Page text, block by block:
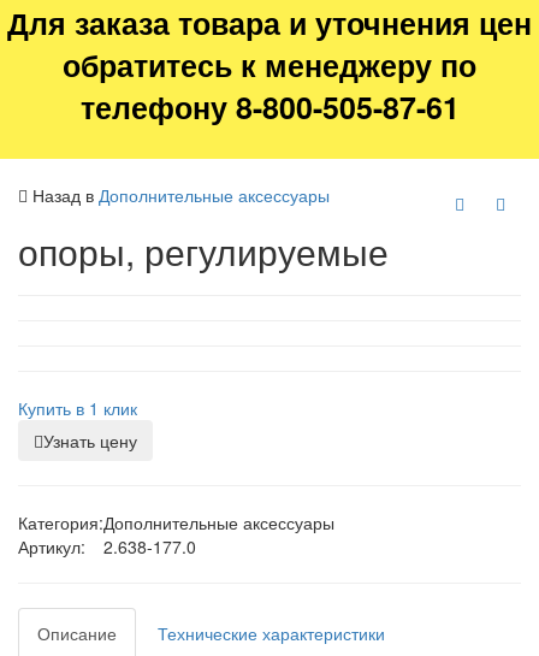
Для заказа товара и уточнения цен
обратитесь к менеджеру по
телефону 8-800-505-87-61
Назад в Дополнительные аксессуары
опоры, регулируемые
Купить в 1 клик
Узнать цену
Категория:Дополнительные аксессуары
Артикул:
2.638-177.0
Описание Технические характеристики